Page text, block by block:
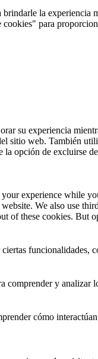
la
para
su experiencia
sitio web. También
opción de excluirse
experience while
We also use
of these cookies. But
funcionalidades,
comprender y
cómo